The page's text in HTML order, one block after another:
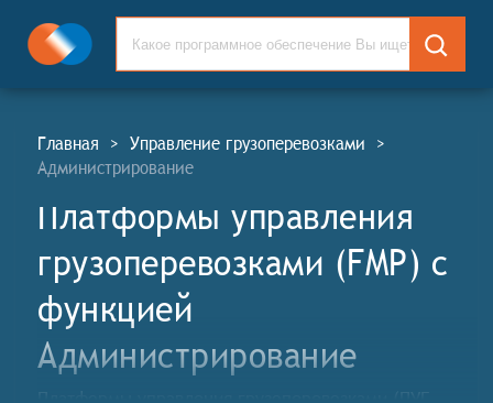
Главная > Управление грузоперевозками >
Администрирование
Платформы управления
грузоперевозками (FMP) c
функцией
Администрирование